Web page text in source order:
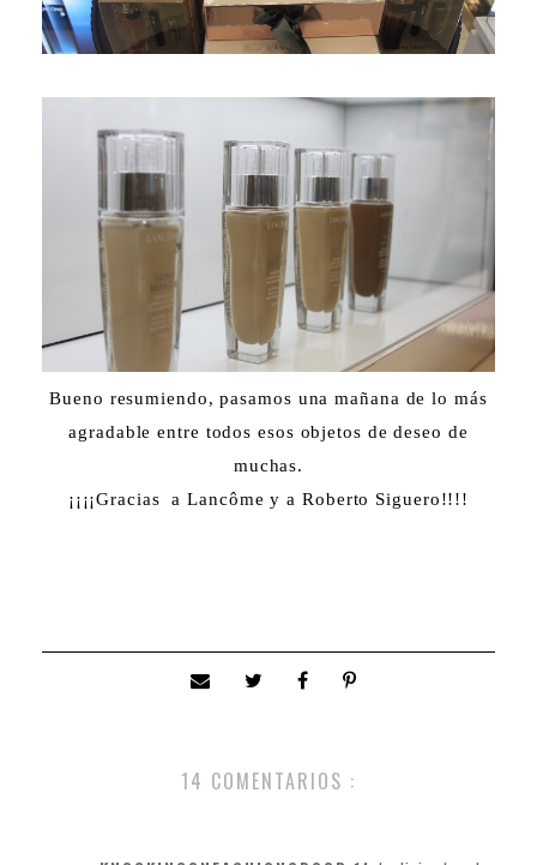
Bueno resumiendo, pasamos una mañana de lo más
agradable entre todos esos objetos de deseo de
muchas.
¡¡¡¡Gracias a Lancôme y a Roberto Siguero!!!!
14 COMENTARIOS :